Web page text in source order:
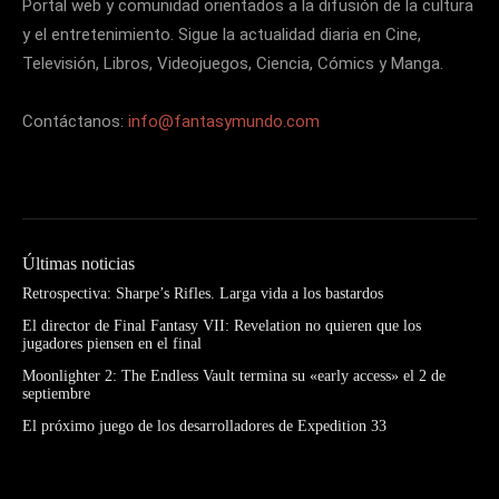
Portal web y comunidad orientados a la difusión de la cultura
y el entretenimiento. Sigue la actualidad diaria en Cine,
Televisión, Libros, Videojuegos, Ciencia, Cómics y Manga.
Contáctanos: info@fantasymundo.com
Últimas noticias
Retrospectiva: Sharpe’s Rifles. Larga vida a los bastardos
El director de Final Fantasy VII: Revelation no quieren que los
jugadores piensen en el final
Moonlighter 2: The Endless Vault termina su «early access» el 2 de
septiembre
El próximo juego de los desarrolladores de Expedition 33